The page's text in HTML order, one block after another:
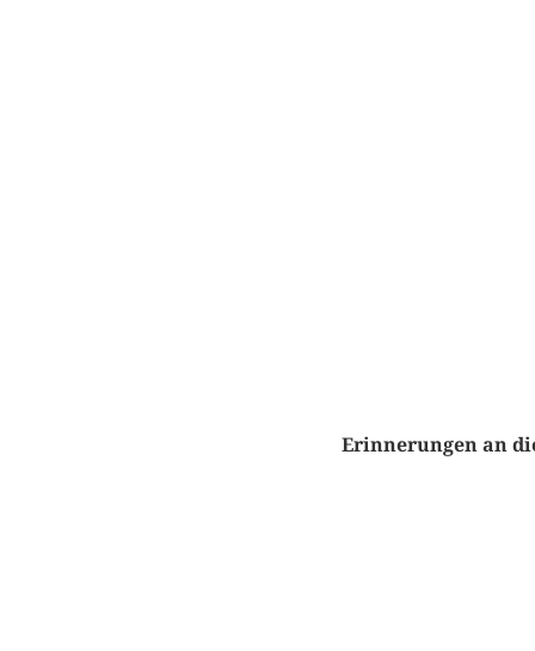
Erinnerungen an